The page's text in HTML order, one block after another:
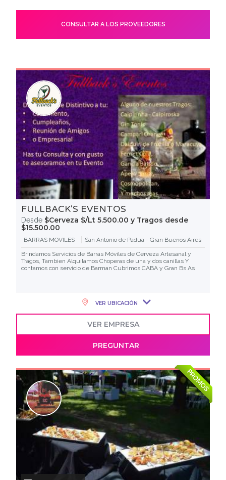
CONSULTAR A LOS PROVEEDORES
FULLBACK'S EVENTOS
Desde $Cerveza $/Lt 5.500.00 y Tragos desde
$15.500.00
BARRAS MOVILES
San Antonio de Padua - Gran Buenos Aires
Brindamos Servicios de Barras Móviles de Cerveza Artesanal y
Tragos, Tambien Alquilamos Choperas de una y dos canillas Y
contamos con servicio de Barman Cubrimos CABA y Gran Bs As
VER UBICACIÓN
VER EMPRESA
PREGUNTAR
PROMOS